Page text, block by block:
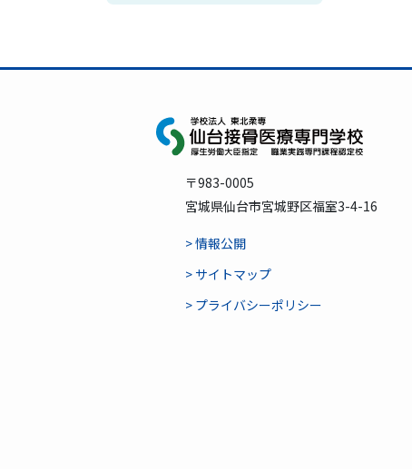
〒983-0005
宮城県仙台市宮城野区福室3-4-16
> 情報公開
> サイトマップ
> プライバシーポリシー